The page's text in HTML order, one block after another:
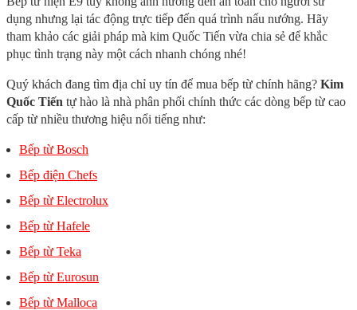
dụng nhưng lại tác động trực tiếp đến quá trình nấu nướng. Hãy
tham khảo các giải pháp mà kim Quốc Tiến vừa chia sẻ để khắc
phục tình trạng này một cách nhanh chóng nhé!
Quý khách đang tìm địa chỉ uy tín để mua bếp từ chính hãng? Kim
Quốc Tiến tự hào là nhà phân phối chính thức các dòng bếp từ cao
cấp từ nhiều thương hiệu nổi tiếng như:
Bếp từ Bosch
Bếp điện Chefs
Bếp từ Electrolux
Bếp từ Hafele
Bếp từ Teka
Bếp từ Eurosun
Bếp từ Malloca